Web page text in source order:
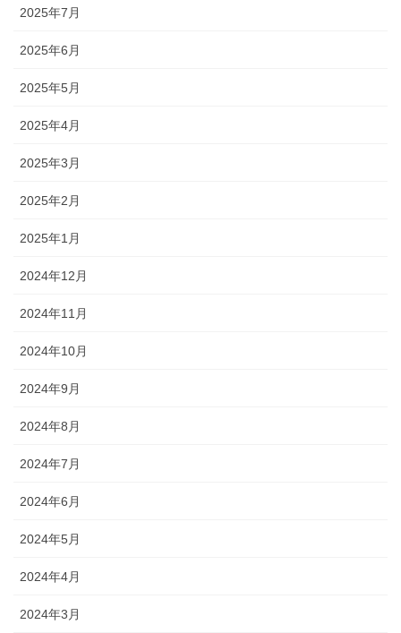
2025年7月
2025年6月
2025年5月
2025年4月
2025年3月
2025年2月
2025年1月
2024年12月
2024年11月
2024年10月
2024年9月
2024年8月
2024年7月
2024年6月
2024年5月
2024年4月
2024年3月